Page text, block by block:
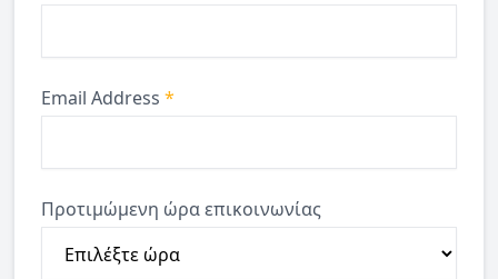
Email Address *
Προτιμώμενη ώρα επικοινωνίας